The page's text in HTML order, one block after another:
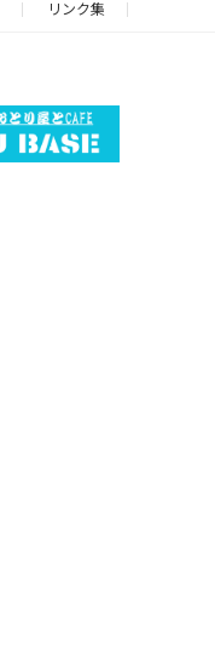
リンク集